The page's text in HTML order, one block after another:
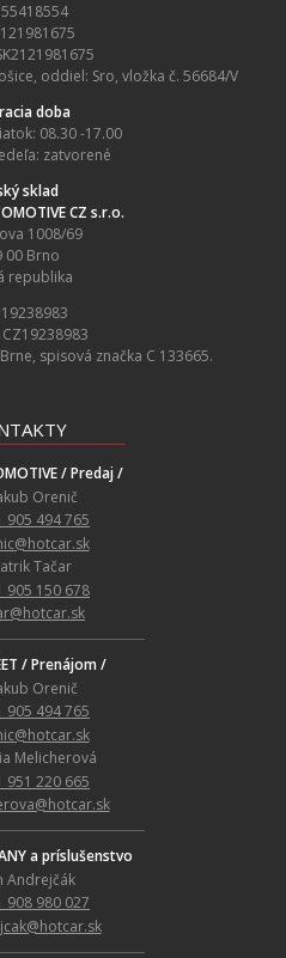
oddiel: Sro, vložka č. 56684/V
doba
08.30 -17.00
zatvorené
sklad
CZ s.r.o.
1008/69
00 Brno
republika
CZ19238983
spisová značka C 133665.
/ Predaj /
Orenič
905 494 765
Tačar
905 150 678
/ Prenájom /
Orenič
905 494 765
Melicherová
951 220 665
a príslušenstvo
Andrejčák
908 980 027